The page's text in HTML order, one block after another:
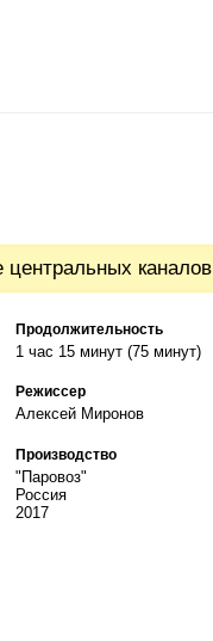
центральных каналов
Продолжительность
1 час 15 минут (75 минут)
Режиссер
Алексей Миронов
Производство
"Паровоз"
Россия
2017